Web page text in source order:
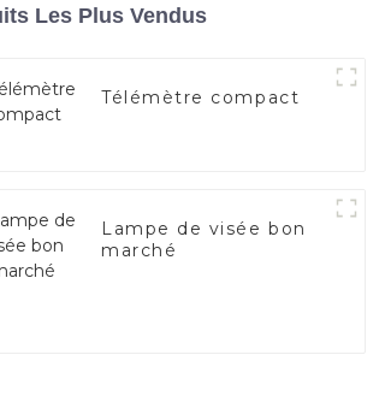
Les Plus Vendus
Télémètre compact
Lampe de visée bon
marché